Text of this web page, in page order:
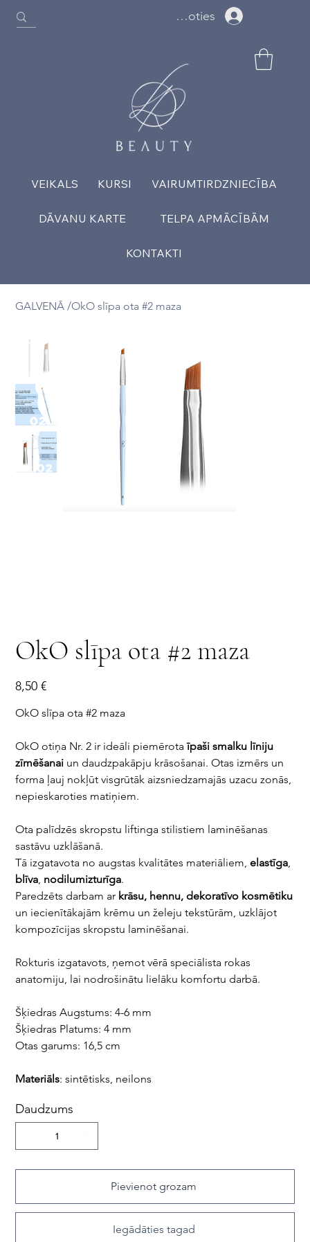
VEIKALS KURSI VAIRUMTIRDZNIECĪBA
DĀVANU KARTE TELPA APMĀCĪBĀM
KONTAKTI
Ielogoties
GALVENĀ /OkO slīpa ota #2 maza
OkO slīpa ota #2 maza
Cena
8,50 €
OkO slīpa ota #2 maza
OkO otiņa Nr. 2 ir ideāli piemērotaīpaši smalku līniju
zīmēšanai un daudzpakāpju krāsošanai. Otas izmērs un
forma ļauj nokļūt visgrūtāk aizsniedzamajās uzacu zonās,
nepieskaroties matiņiem.
Ota palīdzēs skropstu liftinga stilistiem laminēšanas
sastāvu uzklāšanā.
Tā izgatavota no augstas kvalitātes materiāliem,elastīga,
blīva, nodilumizturīga.
Paredzēts darbam ar krāsu, hennu, dekoratīvo kosmētiku
un iecienītākajām krēmu un želeju tekstūrām, uzklājot
kompozīcijas skropstu laminēšanai.
Rokturis izgatavots, ņemot vērā speciālista rokas
anatomiju, lai nodrošinātu lielāku komfortu darbā.
Šķiedras Augstums: 4-6 mm
Šķiedras Platums: 4 mm
Otas garums: 16,5 cm
Materiāls: sintētisks, neilons
Daudzums
Pievienot grozam
Iegādāties tagad